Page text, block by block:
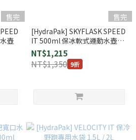
售完
壺
售完
[HydraPak] SKYFLASK SPEED
IT 500ml 保冰軟式運動水壺
(SPI459)
NT$1,215
NT$1,350 9折